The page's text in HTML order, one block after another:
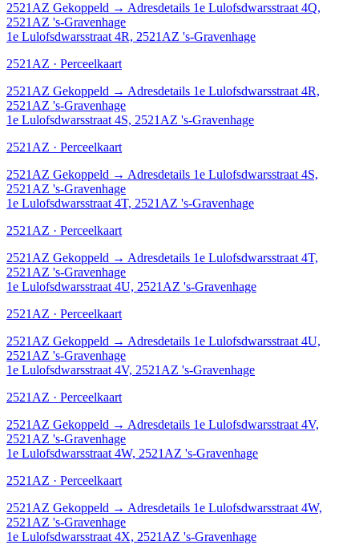
2521AZ Gekoppeld → Adresdetails 1e Lulofsdwarsstraat 4Q,
2521AZ 's-Gravenhage
1e Lulofsdwarsstraat 4R, 2521AZ 's-Gravenhage
2521AZ · Perceelkaart
2521AZ Gekoppeld → Adresdetails 1e Lulofsdwarsstraat 4R,
2521AZ 's-Gravenhage
1e Lulofsdwarsstraat 4S, 2521AZ 's-Gravenhage
2521AZ · Perceelkaart
2521AZ Gekoppeld → Adresdetails 1e Lulofsdwarsstraat 4S,
2521AZ 's-Gravenhage
1e Lulofsdwarsstraat 4T, 2521AZ 's-Gravenhage
2521AZ · Perceelkaart
2521AZ Gekoppeld → Adresdetails 1e Lulofsdwarsstraat 4T,
2521AZ 's-Gravenhage
1e Lulofsdwarsstraat 4U, 2521AZ 's-Gravenhage
2521AZ · Perceelkaart
2521AZ Gekoppeld → Adresdetails 1e Lulofsdwarsstraat 4U,
2521AZ 's-Gravenhage
1e Lulofsdwarsstraat 4V, 2521AZ 's-Gravenhage
2521AZ · Perceelkaart
2521AZ Gekoppeld → Adresdetails 1e Lulofsdwarsstraat 4V,
2521AZ 's-Gravenhage
1e Lulofsdwarsstraat 4W, 2521AZ 's-Gravenhage
2521AZ · Perceelkaart
2521AZ Gekoppeld → Adresdetails 1e Lulofsdwarsstraat 4W,
2521AZ 's-Gravenhage
1e Lulofsdwarsstraat 4X, 2521AZ 's-Gravenhage